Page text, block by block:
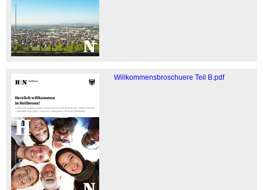
Willkommensbroschuere Teil B.pdf